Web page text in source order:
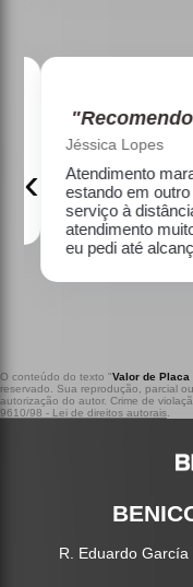
Jéssica Lopes
Atendimento
estando em
serviço à
atendimento
eu pedi até
‹
O conteúdo do texto "Valor de Placa
reservado. Sua reprodução, parcial
autorização do autor. Crime de
9610/98 - Lei de direitos autorais
R. Eduardo